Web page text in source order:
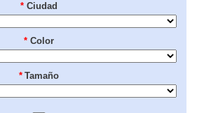
* Ciudad
* Color
* Tamaño